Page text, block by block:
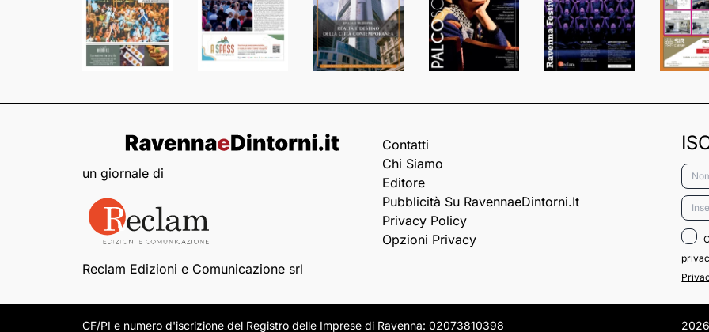
un giornale di
Reclam Edizioni e Comunicazione srl
Contatti
Chi Siamo
Editore
Pubblicità Su RavennaeDintorni.it
Privacy Policy
Opzioni Privacy
CF/PI e numero d'iscrizione del Registro delle Imprese di Ravenna: 02073810398